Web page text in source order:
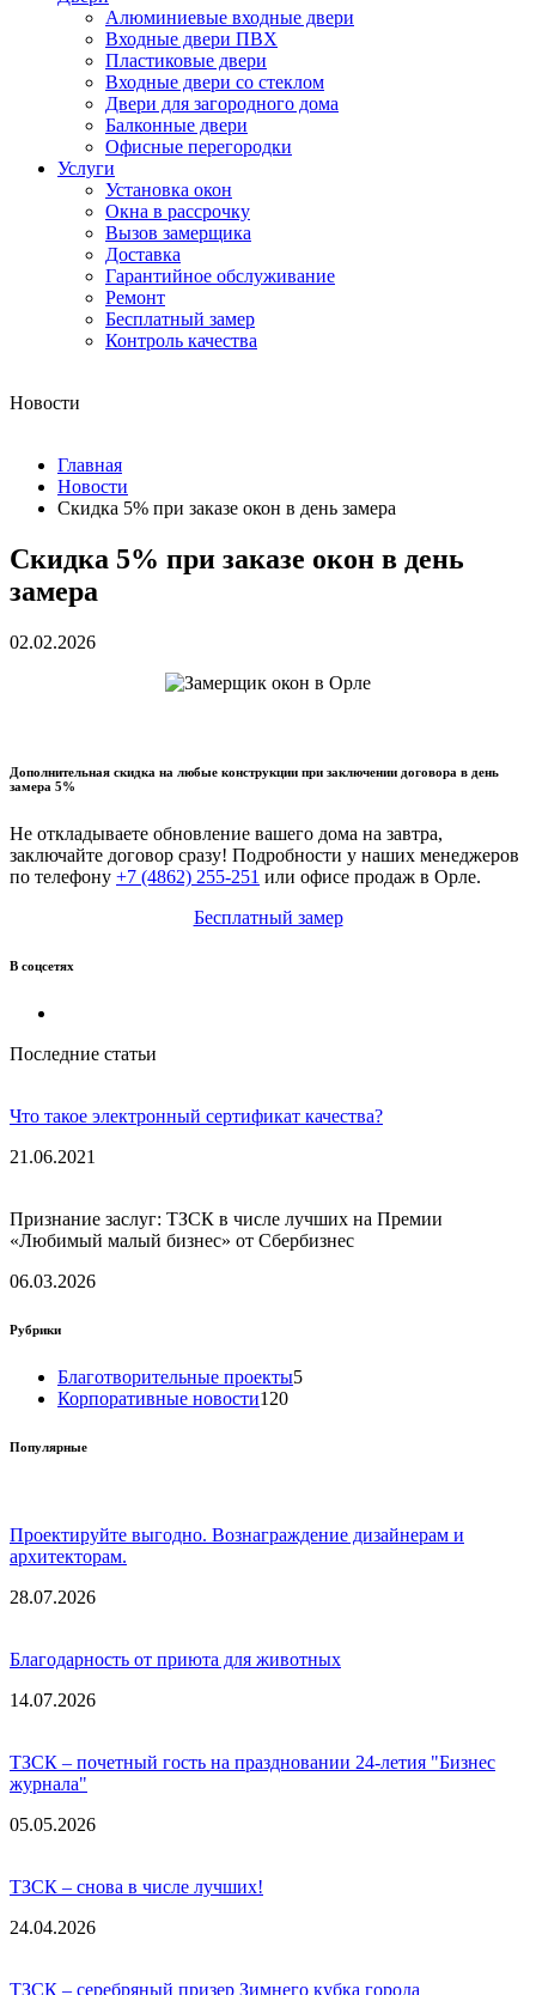
Алюминиевые входные двери
Входные двери ПВХ
Пластиковые двери
Входные двери со стеклом
Двери для загородного дома
Балконные двери
Офисные перегородки
Услуги
Установка окон
Окна в рассрочку
Вызов замерщика
Доставка
Гарантийное обслуживание
Ремонт
Бесплатный замер
Контроль качества
Новости
Главная
Новости
Скидка 5% при заказе окон в день замера
Скидка 5% при заказе окон в день
замера
02.02.2026
Дополнительная скидка на любые конструкции при заключении договора в день
замера 5%
Не откладываете обновление вашего дома на завтра,
заключайте договор сразу! Подробности у наших менеджеров
по телефону +7 (4862) 255-251 или офисе продаж в Орле.
Бесплатный замер
В соцсетях
Последние статьи
Что такое электронный сертификат качества?
21.06.2021
Признание заслуг: ТЗСК в числе лучших на Премии
«Любимый малый бизнес» от Сбербизнес
06.03.2026
Рубрики
Благотворительные проекты5
Корпоративные новости120
Популярные
Проектируйте выгодно. Вознаграждение дизайнерам и
архитекторам.
28.07.2026
Благодарность от приюта для животных
14.07.2026
ТЗСК – почетный гость на праздновании 24-летия "Бизнес
журнала"
05.05.2026
ТЗСК – снова в числе лучших!
24.04.2026
ТЗСК – серебряный призер Зимнего кубка города